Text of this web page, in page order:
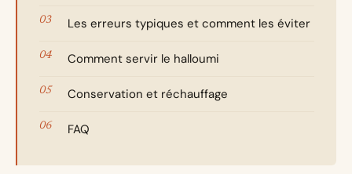
Les erreurs typiques et comment les éviter
Comment servir le halloumi
Conservation et réchauffage
FAQ